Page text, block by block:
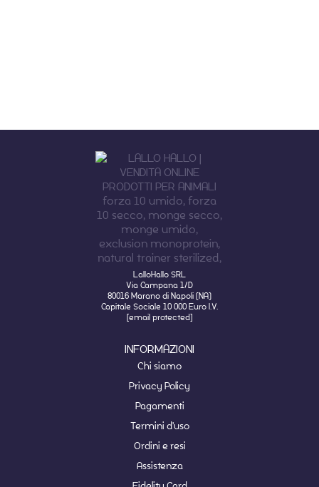
LalloHallo SRL
Via Campana 1/D
80016 Marano di Napoli (NA)
Capitale Sociale 10 000 Euro I.V.
[email protected]
INFORMAZIONI
Chi siamo
Privacy Policy
Pagamenti
Termini d'uso
Ordini e resi
Assistenza